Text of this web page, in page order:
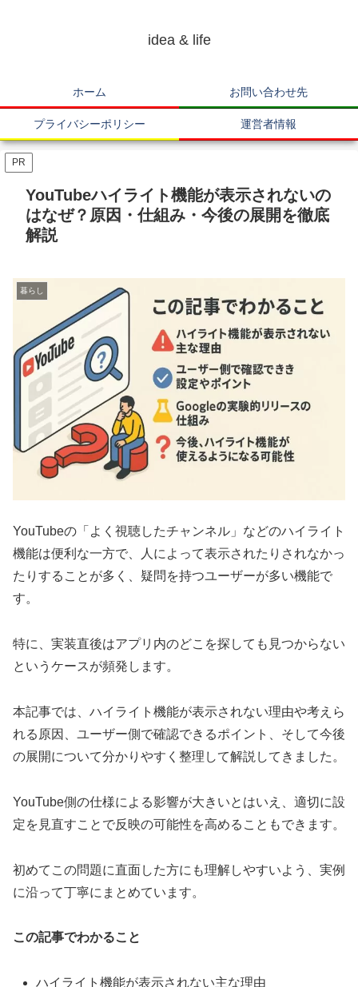
idea & life
ホーム お問い合わせ先
プライバシーポリシー 運営者情報
PR
YouTubeハイライト機能が表示されないの
はなぜ？原因・仕組み・今後の展開を徹底
解説
暮らし
YouTubeの「よく視聴したチャンネル」などのハイライト
機能は便利な一方で、人によって表示されたりされなかっ
たりすることが多く、疑問を持つユーザーが多い機能で
す。
特に、実装直後はアプリ内のどこを探しても見つからない
というケースが頻発します。
本記事では、ハイライト機能が表示されない理由や考えら
れる原因、ユーザー側で確認できるポイント、そして今後
の展開について分かりやすく整理して解説してきました。
YouTube側の仕様による影響が大きいとはいえ、適切に設
定を見直すことで反映の可能性を高めることもできます。
初めてこの問題に直面した方にも理解しやすいよう、実例
に沿って丁寧にまとめています。
この記事でわかること
ハイライト機能が表示されない主な理由